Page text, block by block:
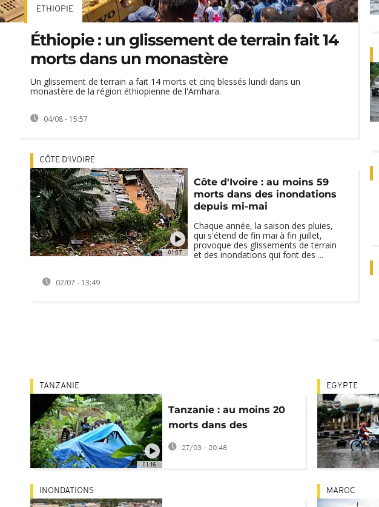
ETHIOPIE
Éthiopie : un glissement de terrain fait 14
morts dans un monastère
Un glissement de terrain a fait 14 morts et cinq blessés lundi dans un
monastère de la région éthiopienne de l'Amhara.
04/08 - 15:57
01:07
CÔTE D'IVOIRE
Côte d'Ivoire : au moins 59
morts dans des inondations
depuis mi-mai
Chaque année, la saison des pluies,
qui s'étend de fin mai à fin juillet,
provoque des glissements de terrain
et des inondations qui font des ...
02/07 - 13:49
01:16
TANZANIE
Tanzanie : au moins 20
morts dans des
glissements de terrain
27/03 - 20:48
EGYPTE
INONDATIONS MAROC